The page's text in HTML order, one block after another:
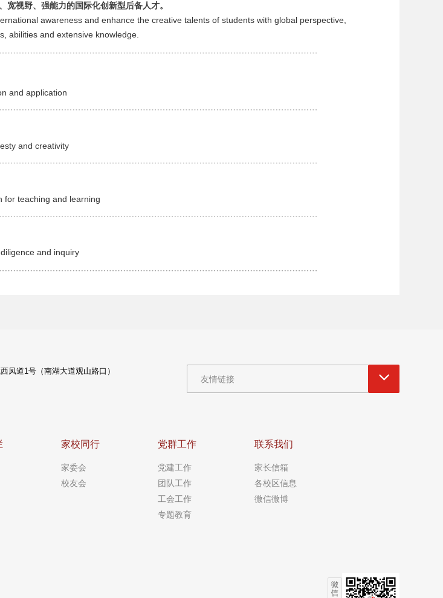
宽视野、强能力的国际化创新型后备人才。
awareness and enhance the creative talents of students with global perspective,
abilities and extensive knowledge.
and application
and creativity
for teaching and learning
and inquiry
凤道1号（南湖大道观山路口）
友情链接
家校同行
家委会
校友会
党群工作
党建工作
团队工作
工会工作
专题教育
联系我们
家长信箱
各校区信息
微信微博